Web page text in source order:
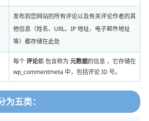
发布到您网站的所有评论以及有关评论作者的其
他信息（姓名、URL、IP 地址、电子邮件地址
等）都存储在此处
每个评论都 包含称为 元数据的信息 ，它存储在
wp_commentmeta 中，包括评论 ID 号。
五类：